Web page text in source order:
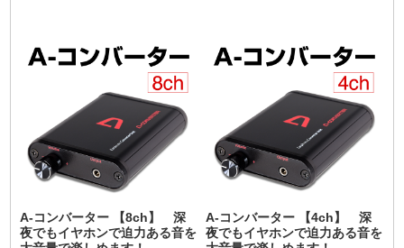
A-コンバーター 【8ch】 深
夜でもイヤホンで迫力ある音を
A-コンバーター 【4ch】 深
夜でもイヤホンで迫力ある音を